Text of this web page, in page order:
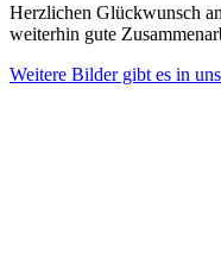
Herzlichen Glückwunsch
weiterhin gute
Weitere Bilder gibt es in